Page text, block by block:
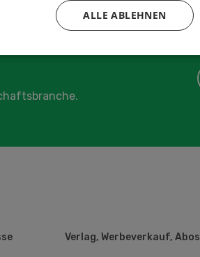
Verlag, Werbeverkauf, Abos
ALLE ABLEHNEN